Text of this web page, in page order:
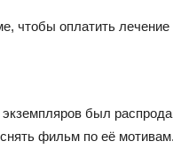
чтобы оплатить лечение
был
фильм по её мотивам.